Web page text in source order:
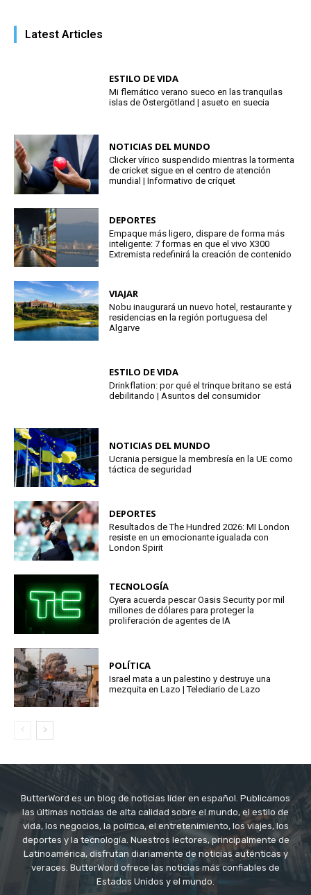
Latest Articles
ESTILO DE VIDA
Mi flemático verano sueco en las tranquilas
islas de Östergötland | asueto en suecia
NOTICIAS DEL MUNDO
Clicker vírico suspendido mientras la tormenta
de cricket sigue en el centro de atención
mundial | Informativo de críquet
DEPORTES
Empaque más ligero, dispare de forma más
inteligente: 7 formas en que el vivo X300
Extremista redefinirá la creación de contenido
VIAJAR
Nobu inaugurará un nuevo hotel, restaurante y
residencias en la región portuguesa del
Algarve
ESTILO DE VIDA
Drinkflation: por qué el trinque britano se está
debilitando | Asuntos del consumidor
NOTICIAS DEL MUNDO
Ucrania persigue la membresía en la UE como
táctica de seguridad
DEPORTES
Resultados de The Hundred 2026: MI London
resiste en un emocionante igualada con
London Spirit
TECNOLOGÍA
Cyera acuerda pescar Oasis Security por mil
millones de dólares para proteger la
proliferación de agentes de IA
POLÍTICA
Israel mata a un palestino y destruye una
mezquita en Lazo | Telediario de Lazo
ButterWord es un blog de noticias líder en español. Publicamos
las últimas noticias de alta calidad sobre el mundo, el estilo de
vida, los negocios, la política, el entretenimiento, los viajes, los
deportes y la tecnología. Nuestros lectores, principalmente de
Latinoamérica, disfrutan diariamente de noticias auténticas y
veraces. ButterWord ofrece las noticias más confiables de
Estados Unidos y el mundo.